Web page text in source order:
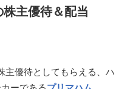
主優待＆配当
主優待としてもらえる、ハ